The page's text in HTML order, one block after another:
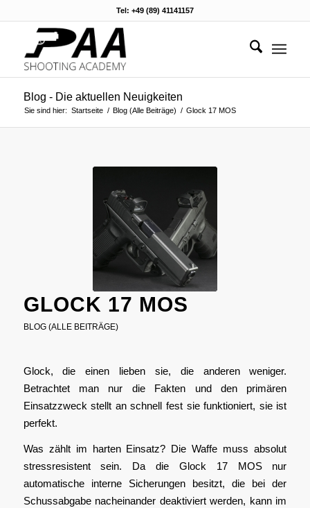
Tel: +49 (89) 41141157
Blog - Die aktuellen Neuigkeiten
Sie sind hier: Startseite / Blog (Alle Beiträge) / Glock 17 MOS
GLOCK 17 MOS
BLOG (ALLE BEITRÄGE)
Glock, die einen lieben sie, die anderen weniger.
Betrachtet man nur die Fakten und den primären
Einsatzzweck stellt an schnell fest sie funktioniert, sie ist
perfekt.
Was zählt im harten Einsatz? Die Waffe muss absolut
stressresistent sein. Da die Glock 17 MOS nur
automatische interne Sicherungen besitzt, die bei der
Schussabgabe nacheinander deaktiviert werden, kann im